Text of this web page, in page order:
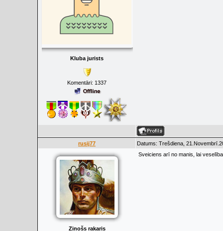
Kluba jurists
Komentāri: 1337
rusij77 Datums: Trešdiena,
Zinošs rakaris
Sveiciens arī no manis, lai